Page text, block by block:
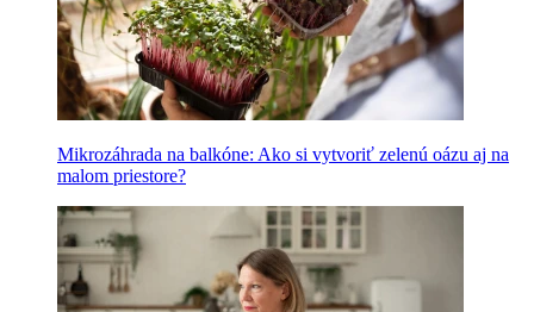
Mikrozáhrada na balkóne: Ako si vytvoriť zelenú oázu aj na
malom priestore?